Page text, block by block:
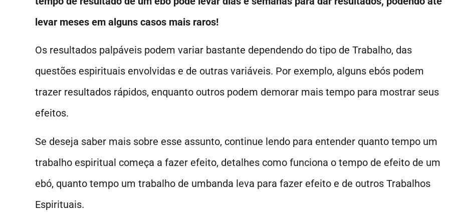
levar meses em alguns casos mais raros!
Os resultados palpáveis podem variar bastante dependendo do tipo de Trabalho, das
questões espirituais envolvidas e de outras variáveis. Por exemplo, alguns ebós podem
trazer resultados rápidos, enquanto outros podem demorar mais tempo para mostrar seus
efeitos.
Se deseja saber mais sobre esse assunto, continue lendo para entender quanto tempo um
trabalho espiritual começa a fazer efeito, detalhes como funciona o tempo de efeito de um
ebó, quanto tempo um trabalho de umbanda leva para fazer efeito e de outros Trabalhos
Espirituais.